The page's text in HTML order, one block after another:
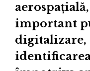
important
digitalizare,